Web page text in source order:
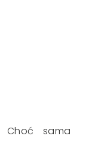
Choć sama